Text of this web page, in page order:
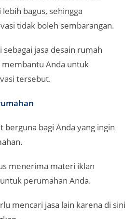
bagus, sehingga
tidak boleh sembarangan.
jasa desain rumah
membantu Anda untuk
tersebut.
berguna bagi Anda yang ingin
menerima materi iklan
perumahan Anda.
mencari jasa lain karena di sini